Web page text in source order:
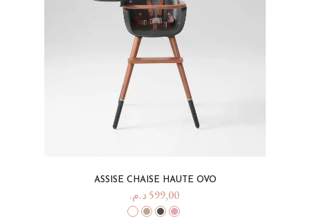
ASSISE CHAISE HAUTE OVO
599,00 د.م.